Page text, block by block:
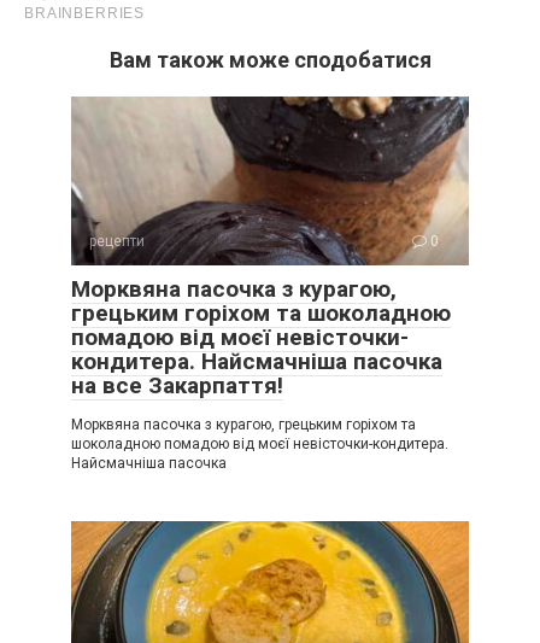
Вам також може сподобатися
рецепти 0
Морквяна пасочка з курагою,
грецьким горіхом та шоколадною
помадою від моєї невісточки-
кондитера. Найсмачніша пасочка
на все Закарпаття!
Морквяна пасочка з курагою, грецьким горіхом та
шоколадною помадою від моєї невісточки-кондитера.
Найсмачніша пасочка